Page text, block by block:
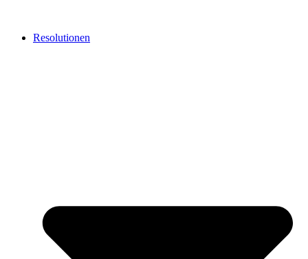
Resolutionen